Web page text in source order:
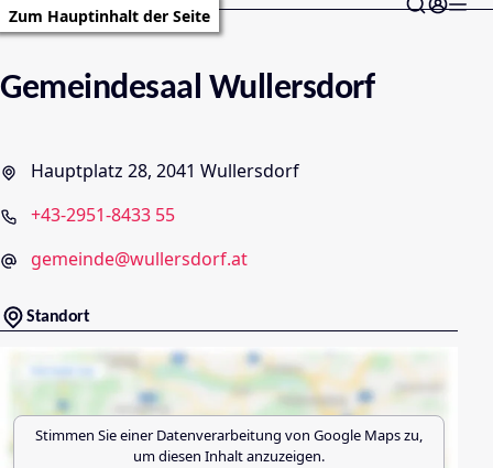
Zum Hauptinhalt der Seite
Gemeindesaal Wullersdorf
Hauptplatz 28, 2041 Wullersdorf
+43-2951-8433 55
gemeinde@wullersdorf.at
Standort
Stimmen Sie einer Datenverarbeitung von Google Mapszu,
um diesen Inhalt anzuzeigen.